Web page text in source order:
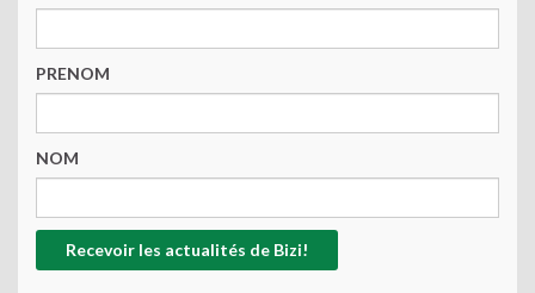
PRENOM
NOM